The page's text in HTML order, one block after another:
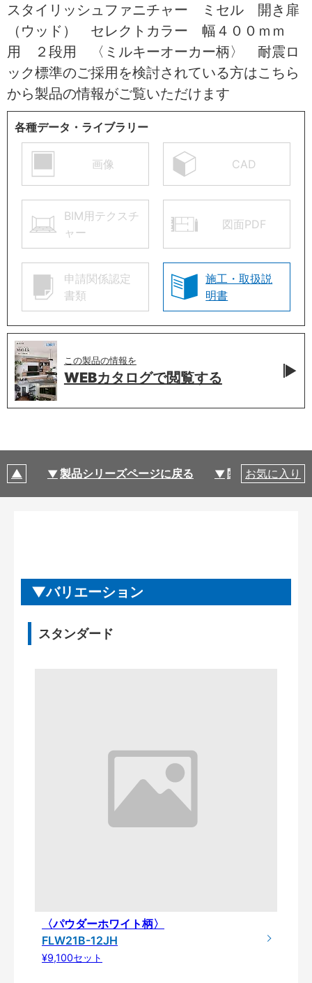
スタイリッシュファニチャー ミセル 開き扉
（ウッド） セレクトカラー 幅４００ｍｍ
用 ２段用 〈ミルキーオーカー柄〉 耐震ロ
ック標準のご採用を検討されている方はこちら
から製品の情報がご覧いただけます
各種データ・ライブラリー
画像 CAD
BIM用テクスチ
ャー
図面PDF
申請関係認定
書類
施工・取扱説
明書
この製品の情報を
WEBカタログで閲覧する
製品シリーズページに戻る 関連部材・関連
お気に入り
バリエーション
スタンダード
〈パウダーホワイト柄〉
FLW21B-12JH
¥9,100セット